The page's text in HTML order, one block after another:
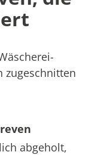
zugeschnitten
abgeholt,